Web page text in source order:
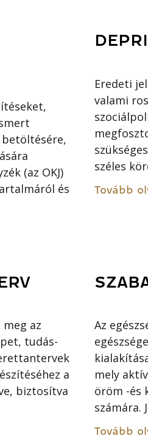
(az OKJ)
és
Eredeti
valami
széles
Tovább
az
tudás-
a
biztosítva
Az
mely
öröm -és
számára.
Tovább